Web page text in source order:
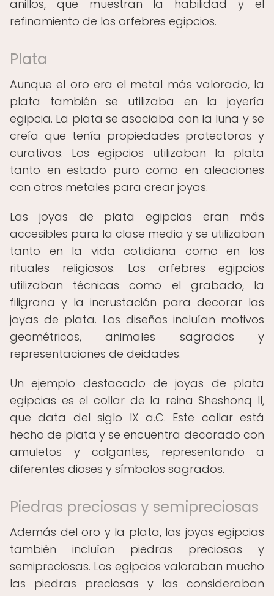
anillos, que muestran la habilidad y el
refinamiento de los orfebres egipcios.
Plata
Aunque el oro era el metal más valorado, la
plata también se utilizaba en la joyería
egipcia. La plata se asociaba con la luna y se
creía que tenía propiedades protectoras y
curativas. Los egipcios utilizaban la plata
tanto en estado puro como en aleaciones
con otros metales para crear joyas.
Las joyas de plata egipcias eran más
accesibles para la clase media y se utilizaban
tanto en la vida cotidiana como en los
rituales religiosos. Los orfebres egipcios
utilizaban técnicas como el grabado, la
filigrana y la incrustación para decorar las
joyas de plata. Los diseños incluían motivos
geométricos, animales sagrados y
representaciones de deidades.
Un ejemplo destacado de joyas de plata
egipcias es el collar de la reina Sheshonq II,
que data del siglo IX a.C. Este collar está
hecho de plata y se encuentra decorado con
amuletos y colgantes, representando a
diferentes dioses y símbolos sagrados.
Piedras preciosas y semipreciosas
Además del oro y la plata, las joyas egipcias
también incluían piedras preciosas y
semipreciosas. Los egipcios valoraban mucho
las piedras preciosas y las consideraban